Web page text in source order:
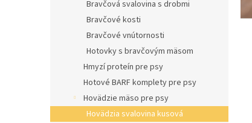
Bravčová svalovina s drobmi
Bravčové kosti
Bravčové vnútornosti
Hotovky s bravčovým mäsom
Hmyzí proteín pre psy
Hotové BARF komplety pre psy
Hovädzie mäso pre psy
Hovädzia svalovina kusová